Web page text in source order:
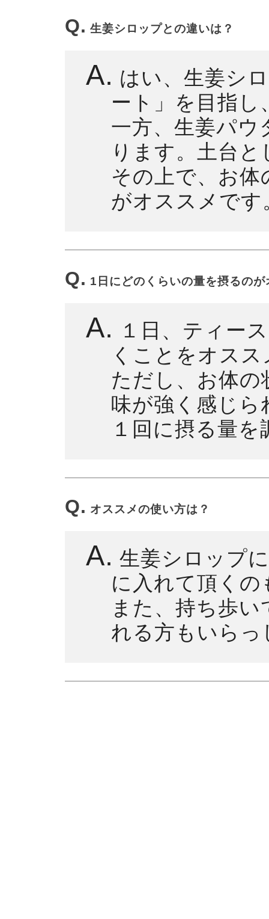
Q. 生姜シロップとの違いは？
A. はい、生姜シ
ート」を目指
一方、生姜パウ
ります。土台
その上で、お
がオススメです
Q. 1日にどのくらいの量を摂るの
A.
１日、ティー
くことをオス
ただし、お体
味が強く感じ
１回に摂る量
Q. オススメの使い方は？
A. 生姜シロップ
に入れて頂く
また、持ち歩
れる方もいら